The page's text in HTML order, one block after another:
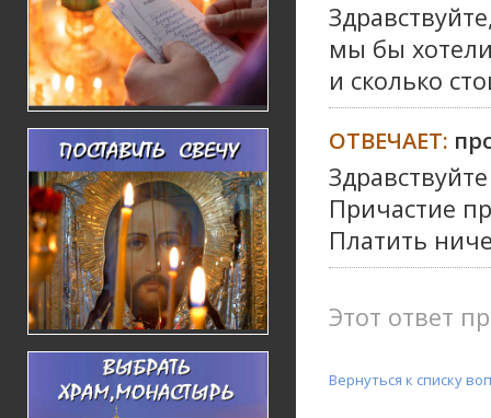
мы бы
и сколько
ОТВЕЧАЕТ:
Причастие
Платить
Этот ответ
Вернуться к списку